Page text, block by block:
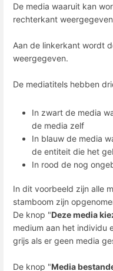
De media waaruit kan
rechterkant
Aan de linkerkant wordt
weergegeven.
De mediatitels hebben
In zwart de media
de media zelf
In blauw de media
de entiteit die het
In rood de nog
In dit voorbeeld zijn alle
stamboom zijn
De knop "Deze media
medium aan het individu
grijs als er geen media
De knop "Media